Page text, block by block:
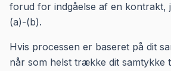
forud for indgåelse af en kontrakt,
(a)-(b).
Hvis processen er baseret på dit
når som helst trække dit samtykke